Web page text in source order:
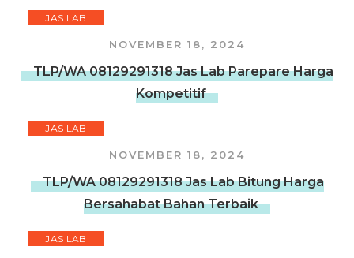
JAS LAB
NOVEMBER 18, 2024
TLP/WA 08129291318 Jas Lab Parepare Harga
Kompetitif
JAS LAB
NOVEMBER 18, 2024
TLP/WA 08129291318 Jas Lab Bitung Harga
Bersahabat Bahan Terbaik
JAS LAB